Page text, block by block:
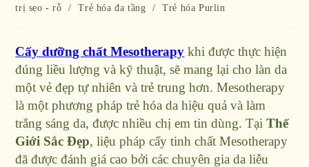
trị sẹo - rỗ
/ Trẻ hóa đa tầng / Trẻ hóa Purlin
Cấy dưỡng chất Mesotherapy khi được thực hiện
đúng liều lượng và kỹ thuật, sẽ mang lại cho làn da
một vẻ đẹp tự nhiên và trẻ trung hơn. Mesotherapy
là một phương pháp trẻ hóa da hiệu quả và làm
trắng sáng da, được nhiều chị em tin dùng. TạiThế
Giới Sắc Đẹp, liệu pháp cấy tinh chất Mesotherapy
đã được đánh giá cao bởi các chuyên gia da liễu